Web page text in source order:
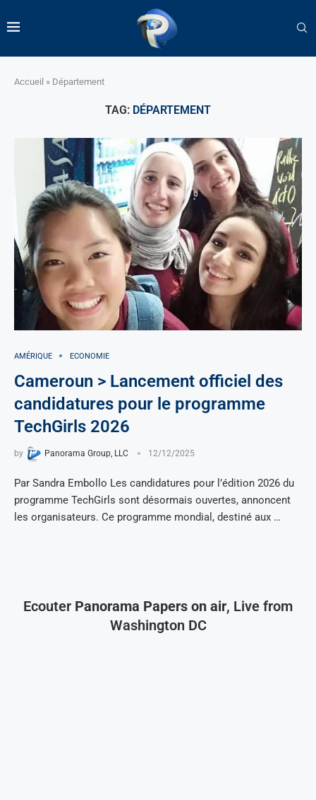
Accueil » Département
TAG: DÉPARTEMENT
AMÉRIQUE ECONOMIE
Cameroun > Lancement officiel des
candidatures pour le programme
TechGirls 2026
by Panorama Group, LLC 12/12/2025
Par Sandra Embollo Les candidatures pour l’édition 2026 du
programme TechGirls sont désormais ouvertes, annoncent
les organisateurs. Ce programme mondial, destiné aux …
Ecouter Panorama Papers on air, Live from
Washington DC